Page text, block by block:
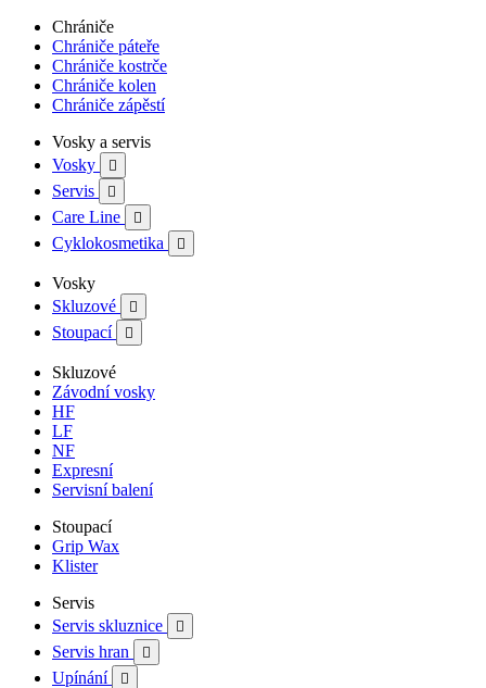
Chrániče
Chrániče páteře
Chrániče kostrče
Chrániče kolen
Chrániče zápěstí
Vosky a servis
Vosky

Servis 
Care Line 
Cyklokosmetika 
Vosky
Skluzové

Stoupací 
Skluzové
Závodní vosky
HF
LF
NF
Expresní
Servisní balení
Stoupací
Grip Wax
Klister
Servis
Servis skluznice

Servis hran 
Upínání 